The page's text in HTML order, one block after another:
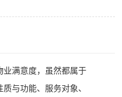
业满意度，虽然都属于
与功能、服务对象、